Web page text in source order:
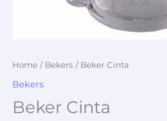
Home / Bekers / Beker Cinta
Bekers
Beker Cinta